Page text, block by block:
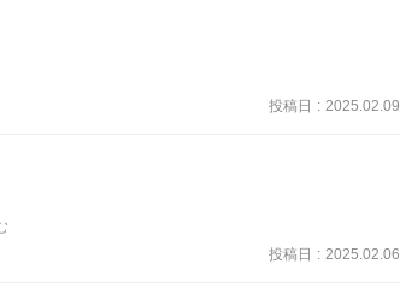
投稿日 : 2025.02.09
投稿日 : 2025.02.06